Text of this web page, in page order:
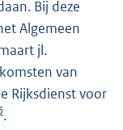
Bij deze
Algemeen
jl.
van
Rijksdienst voor
.